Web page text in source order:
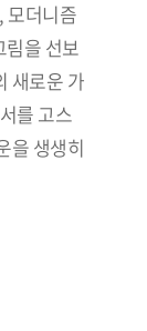
모더니즘
림을 선보
새로운 가
를 고스
을 생생히